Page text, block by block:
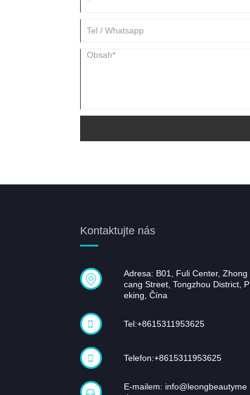
Kontaktujte nás
Adresa: B01, Fuli Center, Zhong
cang Street, Tongzhou District, P
eking, Čína
Tel:+8615311953625
Telefon:+8615311953625
E-mailem: info@leongbeautyme